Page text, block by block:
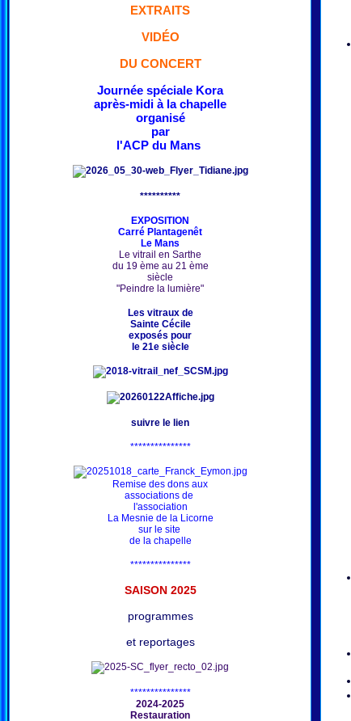
EXTRAITS
VIDÉO
DU CONCERT
Journée spéciale Kora
après-midi à la chapelle
organisé
par
l'ACP du Mans
**********
EXPOSITION
Carré Plantagenêt
Le Mans
Le vitrail en Sarthe
du 19 ème au 21 ème
siècle
"Peindre la lumière"
Les vitraux de
Sainte Cécile
exposés pour
le 21e siècle
suivre le lien
***************
Remise des dons aux
associations de
l'association
La Mesnie de la Licorne
sur le site
de la chapelle
***************
SAISON 2025
programmes
et reportages
***************
2024-2025
Restauration